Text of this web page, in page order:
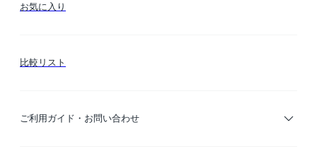
お気に入り
比較リスト
ご利用ガイド・お問い合わせ